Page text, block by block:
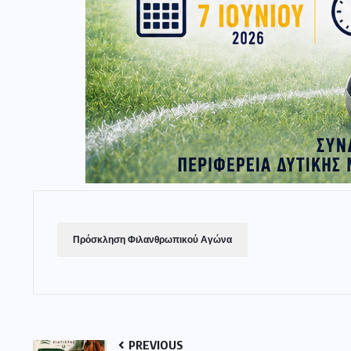
Πρόσκληση Φιλανθρωπικού Αγώνα
PREVIOUS